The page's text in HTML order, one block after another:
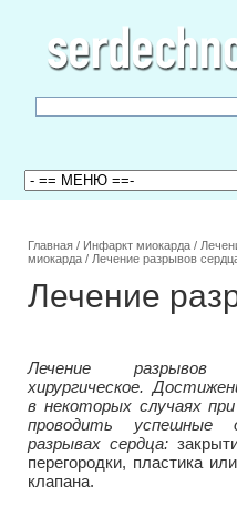
Главная / Инфаркт миокарда /
миокарда / Лечение разрывов
Лечение
Лечение разрывов
хирургическое.
в некоторых случаях
проводить успешные
разрывах сердца:
перегородки, пластика
клапана.